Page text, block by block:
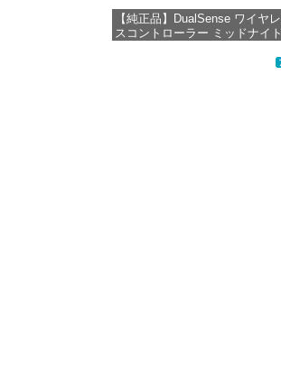
【純正品】DualSense ワイヤレ
スコントローラー ミッドナイト